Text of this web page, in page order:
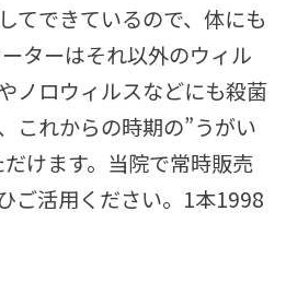
てできているので、体にも
ターはそれ以外のウィル
ノロウィルスなどにも殺菌
これからの時期の”うがい
けます。当院で常時販売
ご活用ください。1本1998